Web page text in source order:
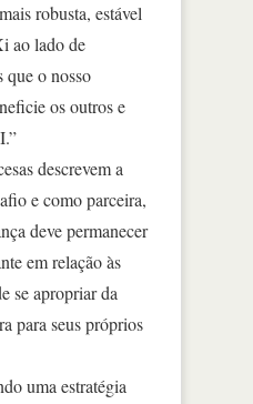
robusta, estável
ao lado de
que o nosso
os outros e
descrevem a
e como parceira,
deve permanecer
em relação às
se apropriar da
para seus próprios
uma estratégia